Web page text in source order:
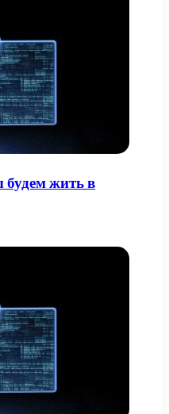
жить в